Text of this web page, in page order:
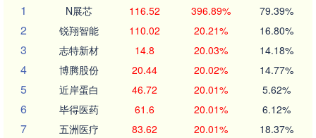
1
N展芯 116.52 396.89% 79.39%
2 锐翔智能 110.02 20.21% 16.80%
3 志特新材 14.8 20.03% 14.18%
4 博腾股份 20.44 20.02% 14.77%
5 近岸蛋白 46.72 20.01% 5.62%
6 毕得医药 61.6 20.01% 6.12%
7 五洲医疗 83.62 20.01% 18.37%